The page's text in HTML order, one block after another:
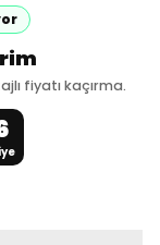
fiyatı kaçırma.